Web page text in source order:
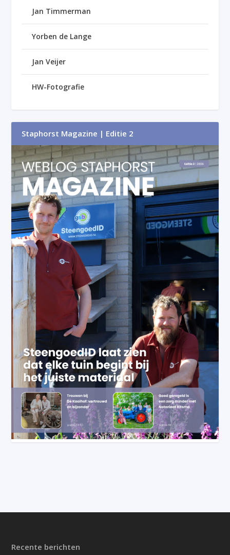
Jan Timmerman
Yorben de Lange
Jan Veijer
HW-Fotografie
Staphorst Magazine | Editie 2
Recente berichten